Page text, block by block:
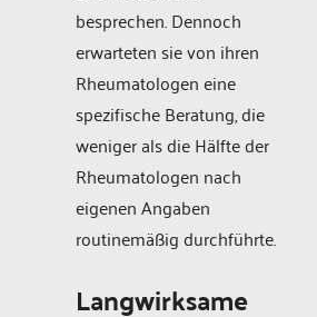
besprechen. Dennoch
erwarteten sie von ihren
Rheumatologen eine
spezifische Beratung, die
weniger als die Hälfte der
Rheumatologen nach
eigenen Angaben
routinemäßig durchführte.
Langwirksame